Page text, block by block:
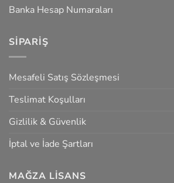
Banka Hesap Numaraları
SIPARIŞ
Mesafeli Satış Sözleşmesi
Teslimat Koşulları
Gizlilik & Güvenlik
İptal ve İade Şartları
MAĞZA LISANS